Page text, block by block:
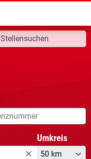
Stellensuchen
Umkreis
50 km